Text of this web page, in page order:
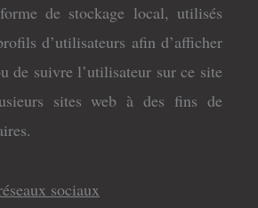
de stockage local, utilisés
d’utilisateurs afin d’afficher
de suivre l’utilisateur sur ce site
sites web à des fins de
sociaux